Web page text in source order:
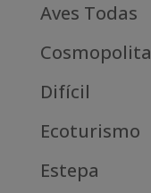
Aves Todas
Cosmopolita
Difícil
Ecoturismo
Estepa